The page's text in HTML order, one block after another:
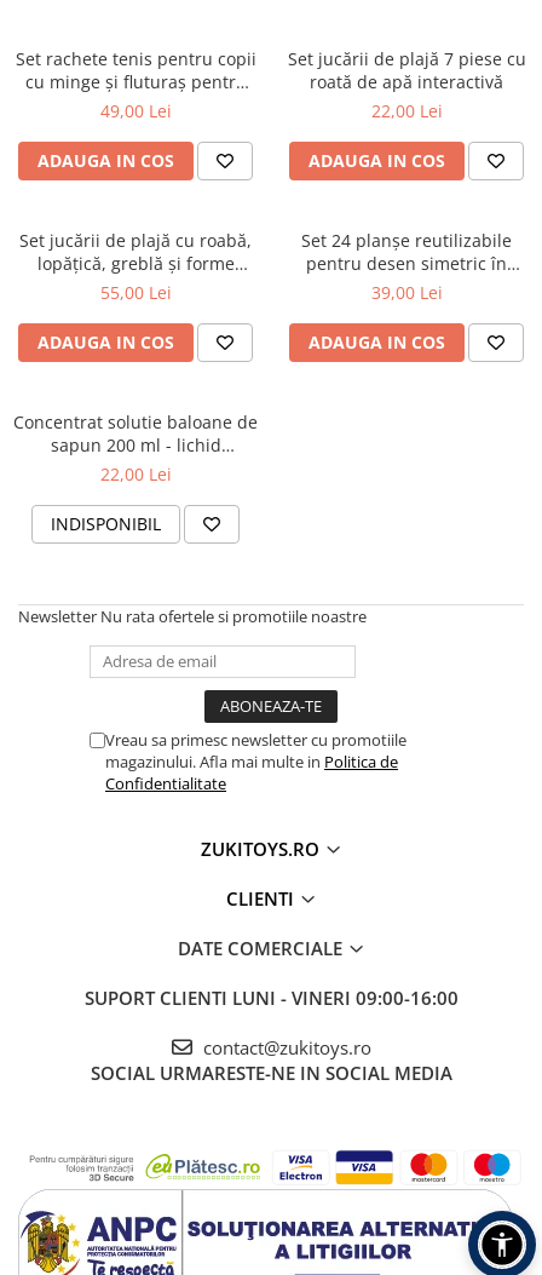
Set rachete tenis pentru copii
cu minge și fluturaș pentru
badminton
49,00 Lei
ADAUGA IN COS
Set jucării de plajă 7 piese cu
roată de apă interactivă
22,00 Lei
ADAUGA IN COS
Set jucării de plajă cu roabă,
lopățică, greblă și forme
pentru copii
55,00 Lei
ADAUGA IN COS
Set 24 planșe reutilizabile
pentru desen simetric în
oglindă, cu 3 carioci lavabile
39,00 Lei
ADAUGA IN COS
Concentrat solutie baloane de
sapun 200 ml - lichid
concentrat 1:10
22,00 Lei
INDISPONIBIL
Newsletter Nu rata ofertele si promotiile noastre
Vreau sa primesc newsletter cu promotiile
magazinului. Afla mai multe in Politica de
Confidentialitate
ZUKITOYS.RO
CLIENTI
DATE COMERCIALE
SUPORT CLIENTI LUNI - VINERI 09:00-16:00
contact@zukitoys.ro
SOCIAL URMARESTE-NE IN SOCIAL MEDIA